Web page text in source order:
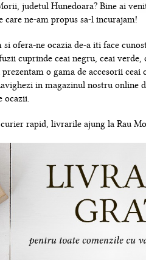
judetul Hunedoara? Bine ai
care ne-am propus sa-l incurajam!
si ofera-ne ocazia de-a iti face
cuprinde ceai negru, ceai
o gama de accesorii
in magazinul nostru
ocazii.
rapid, livrarile ajung la Rau